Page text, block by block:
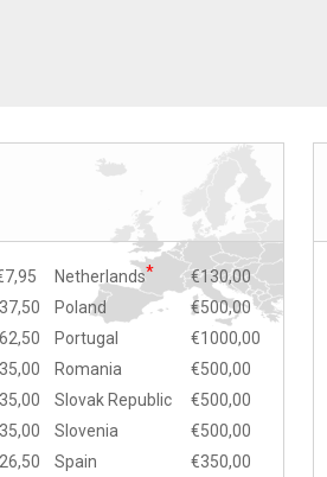
Netherlands*
€130,00
Poland
€500,00
Portugal
€1000,00
Romania
€500,00
Slovak Republic
€500,00
Slovenia
€500,00
Spain
€350,00